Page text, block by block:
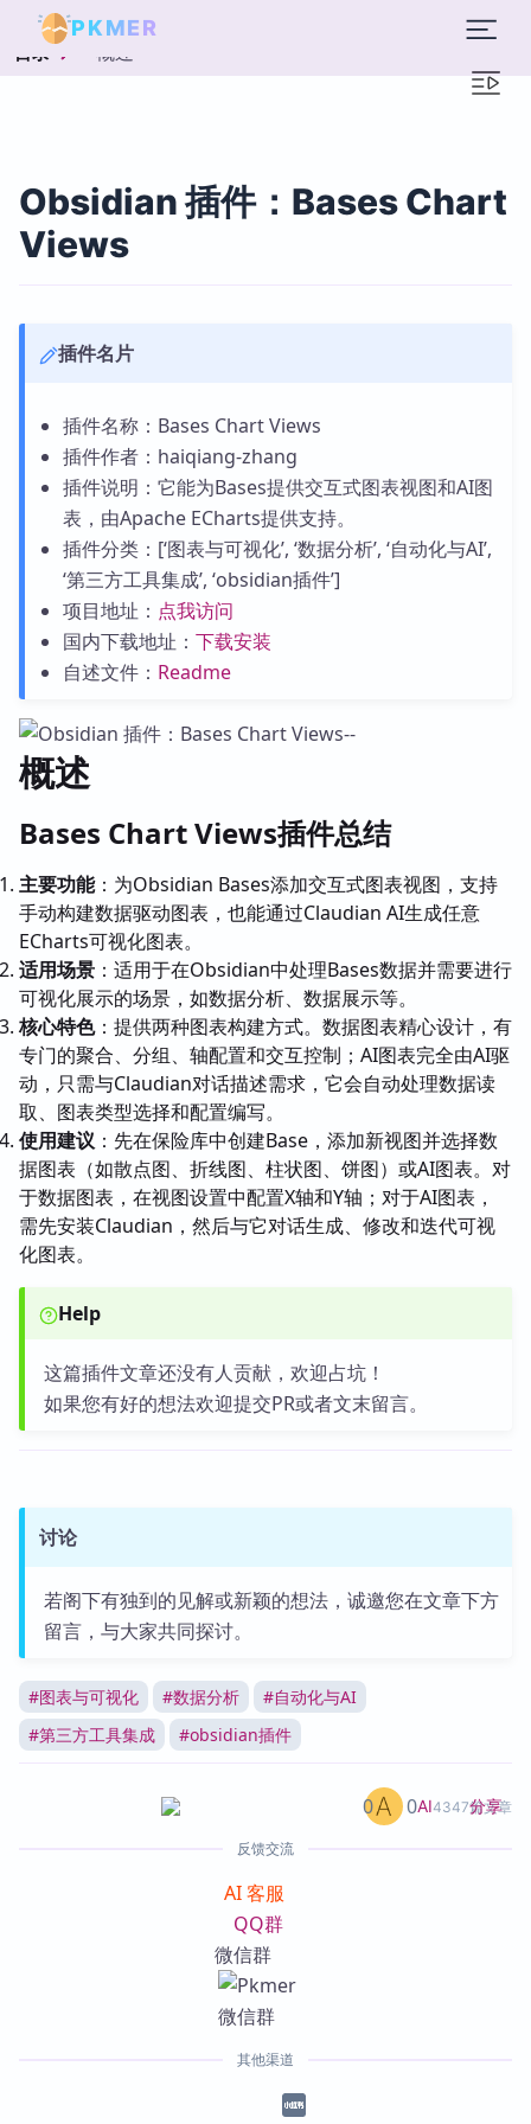
PKMER
目录 概述
Obsidian 插件：Bases Chart
Views
插件名片
插件名称：Bases Chart Views
插件作者：haiqiang-zhang
插件说明：它能为Bases提供交互式图表视图和AI图
表，由Apache ECharts提供支持。
插件分类：[‘图表与可视化’, ‘数据分析’, ‘自动化与AI’,
‘第三方工具集成’, ‘obsidian插件’]
项目地址： 点我访问
国内下载地址： 下载安装
自述文件： Readme
概述
Bases Chart Views插件总结
主要功能：为Obsidian Bases添加交互式图表视图，支持
手动构建数据驱动图表，也能通过Claudian AI生成任意
ECharts可视化图表。
适用场景 ：适用于在Obsidian中处理Bases数据并需要进行
可视化展示的场景，如数据分析、数据展示等。
核心特色：提供两种图表构建方式。数据图表精心设计，有
专门的聚合、分组、轴配置和交互控制；AI图表完全由AI驱
动，只需与Claudian对话描述需求，它会自动处理数据读
取、图表类型选择和配置编写。
使用建议 ：先在保险库中创建Base，添加新视图并选择数
据图表（如散点图、折线图、柱状图、饼图）或AI图表。对
于数据图表，在视图设置中配置X轴和Y轴；对于AI图表，
需先安装Claudian，然后与它对话生成、修改和迭代可视
化图表。
Help
这篇插件文章还没有人贡献，欢迎占坑！
如果您有好的想法欢迎提交PR或者文末留言。
讨论
若阁下有独到的见解或新颖的想法，诚邀您在文章下方
留言，与大家共同探讨。
#图表与可视化 #数据分析 #自动化与AI
#第三方工具集成 #obsidian插件
AI4347篇文章
0 0 分享
反馈交流
AI 客服
QQ群
微信群
其他渠道